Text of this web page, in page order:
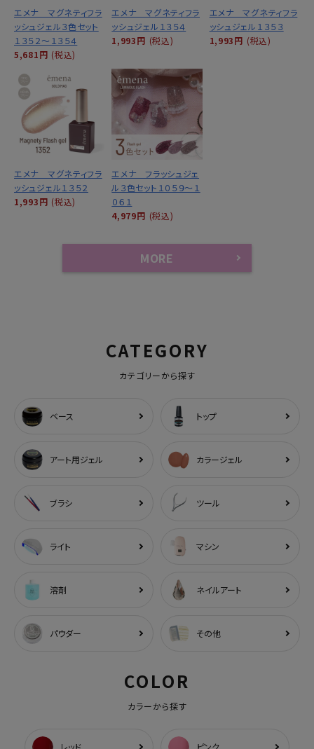
エメナ マグネティフラ
ッシュジェル３色セット
１３５２～１３５４
5,681円 (税込)
エメナ マグネティフラ
ッシュジェル１３５４
1,993円 (税込)
エメナ マグネティフラ
ッシュジェル１３５３
1,993円 (税込)
エメナ マグネティフラ
ッシュジェル１３５２
1,993円 (税込)
エメナ フラッシュジェ
ル３色セット１０５９～１
０６１
4,979円 (税込)
MORE
CATEGORY
カテゴリーから探す
ベース トップ
アート用ジェル カラージェル
ブラシ ツール
ライト マシン
溶剤 ネイルアート
パウダー その他
COLOR
カラーから探す
レッド ピンク